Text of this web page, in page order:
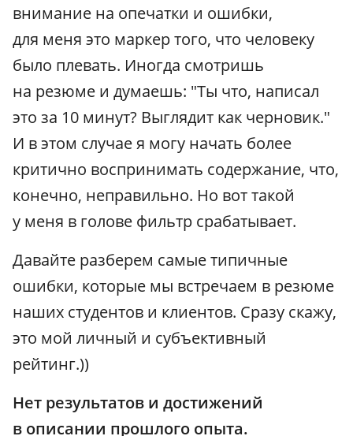
внимание на опечатки и ошибки,
для меня это маркер того, что человеку
было плевать. Иногда смотришь
на резюме и думаешь: "Ты что, написал
это за 10 минут? Выглядит как черновик."
И в этом случае я могу начать более
критично воспринимать содержание, что,
конечно, неправильно. Но вот такой
у меня в голове фильтр срабатывает.
Давайте разберем самые типичные
ошибки, которые мы встречаем в резюме
наших студентов и клиентов. Сразу скажу,
это мой личный и субъективный
рейтинг.))
Нет результатов и достижений
в описании прошлого опыта.